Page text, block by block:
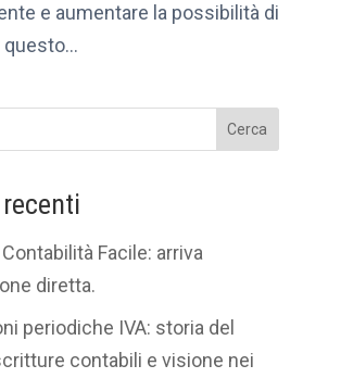
e aumentare la possibilità di
questo...
Cerca
Facile: arriva
diretta.
periodiche IVA: storia del
contabili e visione nei